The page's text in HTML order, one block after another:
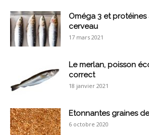
Oméga 3 et
cerveau
17 mars 2021
Le merlan, poisson
correct
18 janvier 2021
Etonnantes graines
6 octobre 2020